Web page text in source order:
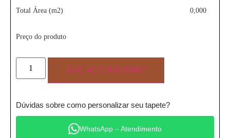
Total Área (m2) 0,000
Preço do produto
ADC AO CARRINHO
Dúvidas sobre como personalizar seu tapete?
WhatsApp – Atendimento